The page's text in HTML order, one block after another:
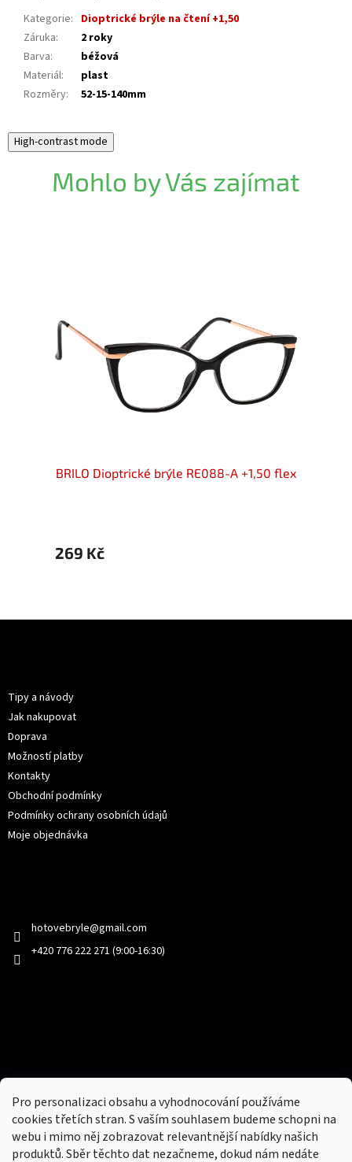
Pro personalizaci obsahu a vyhodnocování používáme
cookies třetích stran. S vaším souhlasem budeme schopni na
webu i mimo něj zobrazovat relevantnější nabídky našich
produktů. Sběr těchto dat nezačneme, dokud nám nedáte
Kategorie: Dioptrické brýle na čtení +1,50
Záruka:
2 roky
Barva:
béžová
Materiál:
plast
Rozměry: 52-15-140mm
High-contrast mode
Mohlo by Vás zajímat
BRILO Dioptrické brýle RE088-A +1,50 flex
269 Kč
Tipy a návody
Jak nakupovat
Doprava
Možností platby
Kontakty
Obchodní podmínky
Podmínky ochrany osobních údajů
Moje objednávka
hotovebryle@gmail.com
+420 776 222 271 (9:00-16:30)